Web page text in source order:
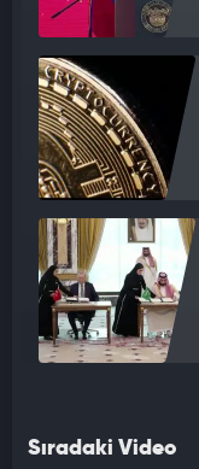
Sıradaki Video